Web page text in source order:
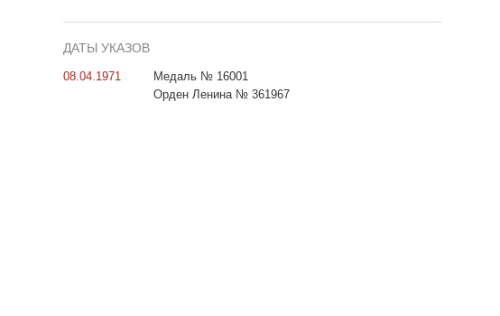
ДАТЫ УКАЗОВ
08.04.1971
Медаль № 16001
Орден Ленина № 361967